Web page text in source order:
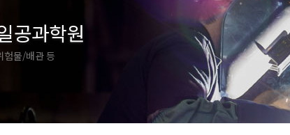
공과학원
물/배관 등